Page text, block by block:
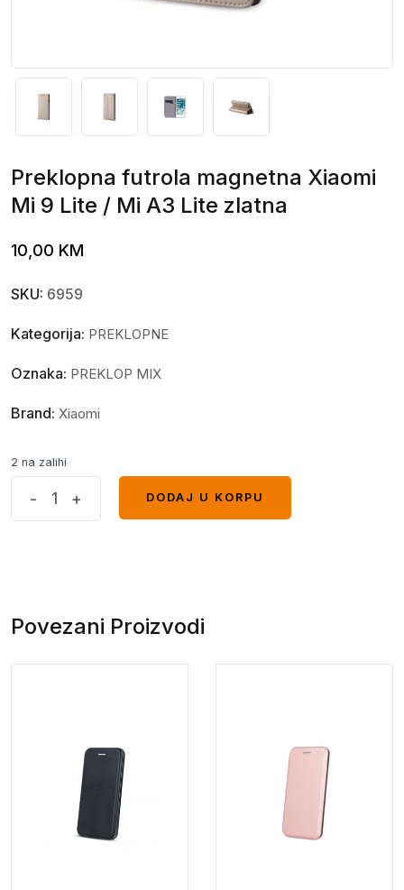
Preklopna futrola magnetna Xiaomi
Mi 9 Lite / Mi A3 Lite zlatna
10,00 KM
SKU: 6959
Kategorija: PREKLOPNE
Oznaka: PREKLOP MIX
Brand: Xiaomi
2 na zalihi
9
- +
DODAJ U KORPU
Povezani Proizvodi